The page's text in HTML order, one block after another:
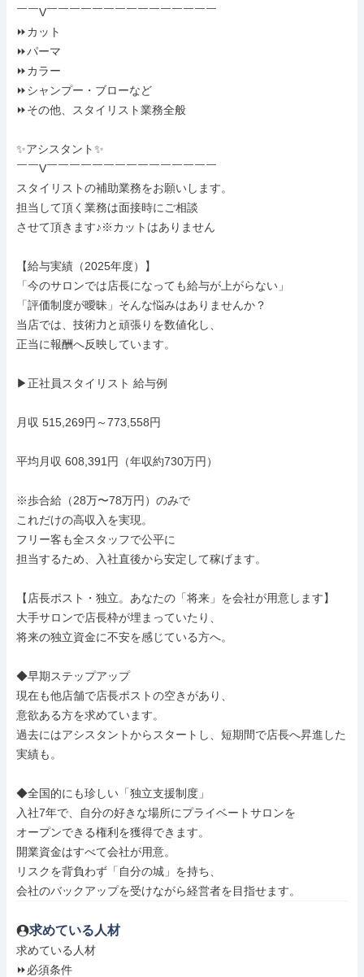
￣￣V￣￣￣￣￣￣￣￣￣￣￣￣￣￣￣
⏩カット
⏩パーマ
⏩カラー
⏩シャンプー・ブローなど
⏩その他、スタイリスト業務全般
✨アシスタント✨
￣￣V￣￣￣￣￣￣￣￣￣￣￣￣￣￣￣
スタイリストの補助業務をお願いします。
担当して頂く業務は面接時にご相談
させて頂きます♪※カットはありません
【給与実績（2025年度）】
「今のサロンでは店長になっても給与が上がらない」
「評価制度が曖昧」そんな悩みはありませんか？
当店では、技術力と頑張りを数値化し、
正当に報酬へ反映しています。
▶︎正社員スタイリスト 給与例
月収 515,269円～773,558円
平均月収 608,391円（年収約730万円）
※歩合給（28万〜78万円）のみで
これだけの高収入を実現。
フリー客も全スタッフで公平に
担当するため、入社直後から安定して稼げます。
【店長ポスト・独立。あなたの「将来」を会社が用意します】
大手サロンで店長枠が埋まっていたり、
将来の独立資金に不安を感じている方へ。
◆早期ステップアップ
現在も他店舗で店長ポストの空きがあり、
意欲ある方を求めています。
過去にはアシスタントからスタートし、短期間で店長へ昇進した
実績も。
◆全国的にも珍しい「独立支援制度」
入社7年で、自分の好きな場所にプライベートサロンを
オープンできる権利を獲得できます。
開業資金はすべて会社が用意。
リスクを背負わず「自分の城」を持ち、
会社のバックアップを受けながら経営者を目指せます。
求めている人材
求めている人材
⏩必須条件